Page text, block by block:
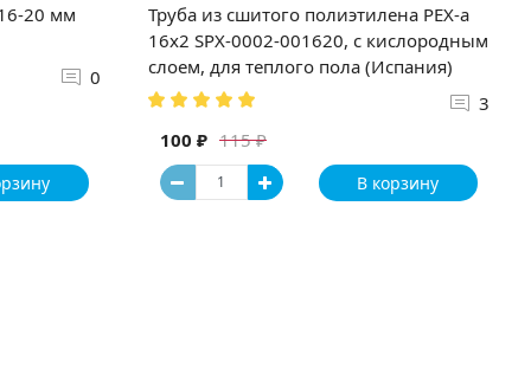
20 мм
0
Труба из сшитого полиэтилена PEX-a
16х2 SPX-0002-001620, с кислородным
слоем, для теплого пола (Испания)
3
115 ₽
100 ₽
В корзину